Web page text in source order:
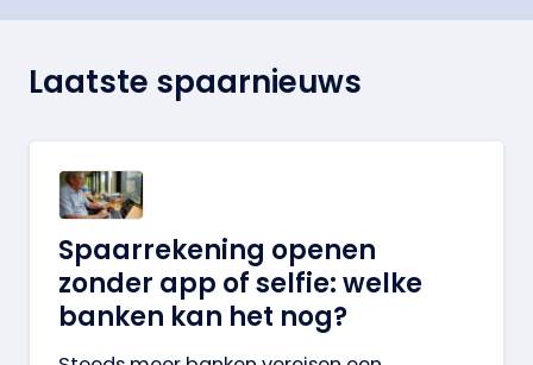
Laatste spaarnieuws
Spaarrekening openen
zonder app of selfie: welke
banken kan het nog?